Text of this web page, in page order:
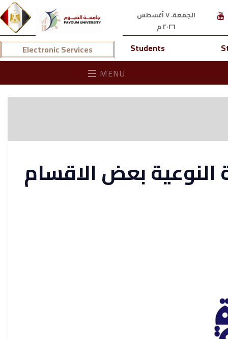
الجمعة، ٧ أغسطس
٢٠٢٦ م
Electronic Services Students
MENU
النوعية بعض الاقسام